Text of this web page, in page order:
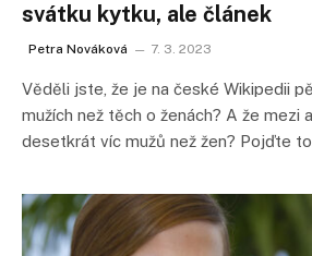
svátku kytku, ale článek
Petra Nováková 7. 3. 2023
Věděli jste, že je na české Wikipedii
mužích než těch o ženách? A že mezi
desetkrát víc mužů než žen? Pojďte